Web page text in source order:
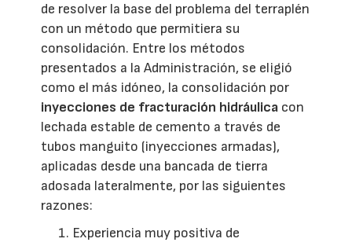
de resolver la base del problema del terraplén
con un método que permitiera su
consolidación. Entre los métodos
presentados a la Administración, se eligió
como el más idóneo, la consolidación por
inyecciones de fracturación hidráulica con
lechada estable de cemento a través de
tubos manguito (inyecciones armadas),
aplicadas desde una bancada de tierra
adosada lateralmente, por las siguientes
razones:
Experiencia muy positiva de